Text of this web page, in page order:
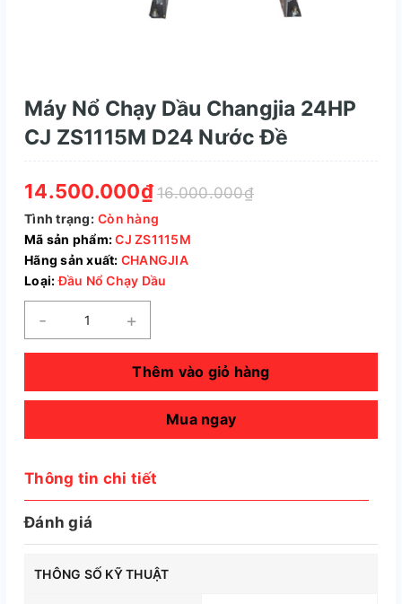
Máy Nổ Chạy Dầu Changjia 24HP
CJ ZS1115M D24 Nước Đề
14.500.000₫ 16.000.000₫
Tình trạng: Còn hàng
Mã sản phẩm:CJ ZS1115M
Hãng sản xuất: CHANGJIA
Loại:Đầu Nổ Chạy Dầu
- +
Thêm vào giỏ hàng
Mua ngay
Thông tin chi tiết
Đánh giá
THÔNG SỐ KỸ THUẬT